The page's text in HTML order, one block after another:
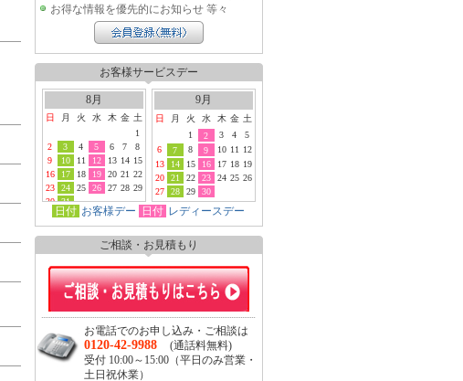
お得な情報を優先的にお知らせ 等々
お客様サービスデー
8月
日 月 火 水 木 金 土
1
2
3 4 5 6 7
8
9
10 11 12 13 14 15
16
17 18 19 20 21 22
23
24 25 26 27 28 29
30
31
9月
日 月 火 水 木 金 土
1
2 3 4
5
6
7 8 9 10 11
12
13
14 15 16 17 18 19
20
21 22 23 24 25 26
27
28 29 30
日付 お客様デー 日付 レディースデー
ご相談・お見積もり
お電話でのお申し込み・ご相談は
0120-42-9988 (通話料無料)
受付 10:00～15:00（平日のみ営業・
土日祝休業）